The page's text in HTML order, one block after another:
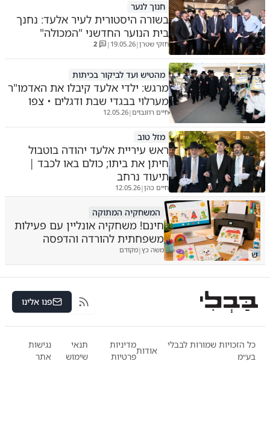
חנוך לנער
בשורה היסטורית לעיר אלעד: נחנך
בית הנוער החדשני "המכולה"
חזקי שטרן|
19.05.26
|
2
מהטיש ועד לביקור בכיתות
מרגש: ילדי אלעד קיבלו את האדמו"ר
מערלוי בבגדי שבת ודגלים • צפו
חיים רוזנבוים|
12.05.26
מזל טוב
ראש עיריית אלעד יהודה בוטבול
חיתן את ביתו; כולם באו לכבד |
תיעוד נרחב
חיים כהן|
12.05.26
ש
המשחקיה המתוקה
חינם! משחקיה אונליין עם פעילות
משפחתית להורדה והדפסה
משה כץ|מקודם
RSS פנו אלינו
כל הזכויות שמורות לבבלי
בע״מ
אודות
מדיניות
פרטיות
תנאי
שימוש
נגישות
אתר